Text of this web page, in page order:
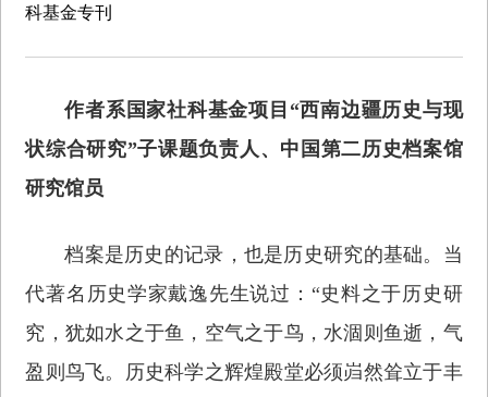
科基金专刊
作者系国家社科基金项目“西南边疆历史与现
状综合研究”子课题负责人、中国第二历史档案馆
研究馆员
档案是历史的记录，也是历史研究的基础。当
代著名历史学家戴逸先生说过：“史料之于历史研
究，犹如水之于鱼，空气之于鸟，水涸则鱼逝，气
盈则鸟飞。历史科学之辉煌殿堂必须岿然耸立于丰